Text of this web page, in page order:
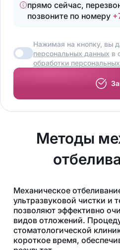
прямо сейчас,
позвоните по номеру
Нажимая на кнопку, вы
персональных данных в
обработки
Методы
Механическое
ультразвуковой чистки и
позволяют эффективно
видов отложений.
стоматологической
короткое время,